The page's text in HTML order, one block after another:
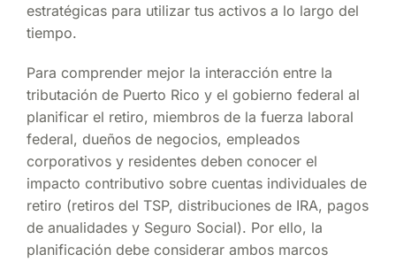
estratégicas para utilizar tus activos a lo largo del
tiempo.
Para comprender mejor la interacción entre la
tributación de Puerto Rico y el gobierno federal al
planificar el retiro, miembros de la fuerza laboral
federal, dueños de negocios, empleados
corporativos y residentes deben conocer el
impacto contributivo sobre cuentas individuales de
retiro (retiros del TSP, distribuciones de IRA, pagos
de anualidades y Seguro Social). Por ello, la
planificación debe considerar ambos marcos